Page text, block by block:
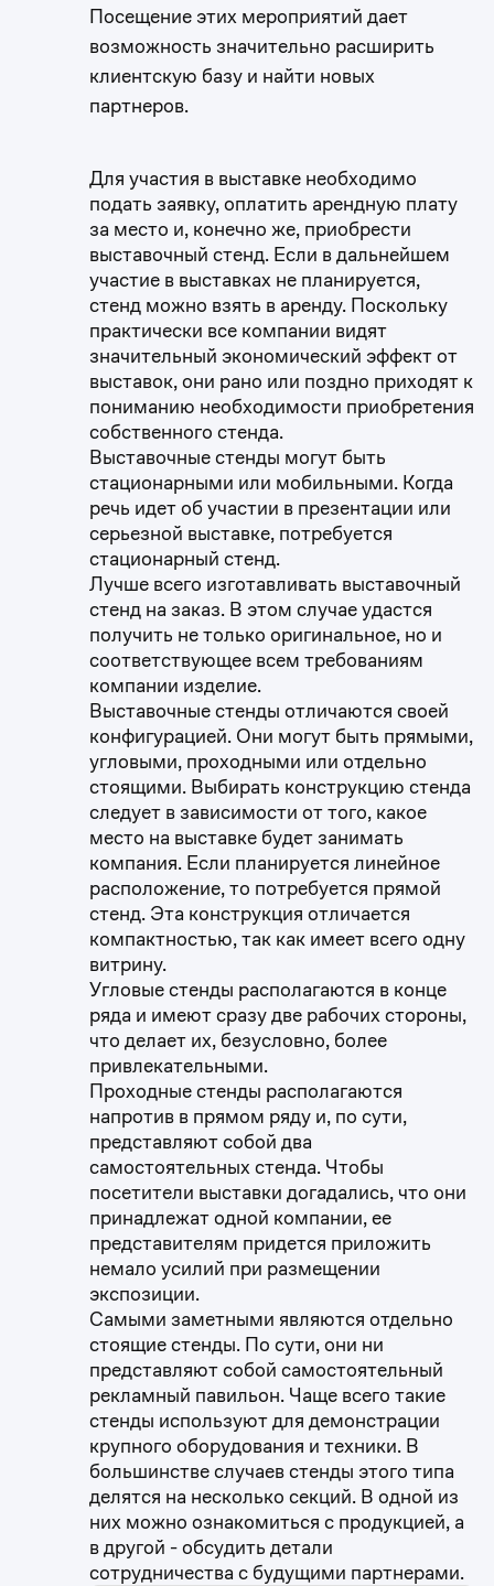
Посещение этих мероприятий дает
возможность значительно расширить
клиентскую базу и найти новых
партнеров.
Для участия в выставке необходимо
подать заявку, оплатить арендную плату
за место и, конечно же, приобрести
выставочный стенд. Если в дальнейшем
участие в выставках не планируется,
стенд можно взять в аренду. Поскольку
практически все компании видят
значительный экономический эффект от
выставок, они рано или поздно приходят к
пониманию необходимости приобретения
собственного стенда.
Выставочные стенды могут быть
стационарными или мобильными. Когда
речь идет об участии в презентации или
серьезной выставке, потребуется
стационарный стенд.
Лучше всего изготавливать выставочный
стенд на заказ. В этом случае удастся
получить не только оригинальное, но и
соответствующее всем требованиям
компании изделие.
Выставочные стенды отличаются своей
конфигурацией. Они могут быть прямыми,
угловыми, проходными или отдельно
стоящими. Выбирать конструкцию стенда
следует в зависимости от того, какое
место на выставке будет занимать
компания. Если планируется линейное
расположение, то потребуется прямой
стенд. Эта конструкция отличается
компактностью, так как имеет всего одну
витрину.
Угловые стенды располагаются в конце
ряда и имеют сразу две рабочих стороны,
что делает их, безусловно, более
привлекательными.
Проходные стенды располагаются
напротив в прямом ряду и, по сути,
представляют собой два
самостоятельных стенда. Чтобы
посетители выставки догадались, что они
принадлежат одной компании, ее
представителям придется приложить
немало усилий при размещении
экспозиции.
Самыми заметными являются отдельно
стоящие стенды. По сути, они ни
представляют собой самостоятельный
рекламный павильон. Чаще всего такие
стенды используют для демонстрации
крупного оборудования и техники. В
большинстве случаев стенды этого типа
делятся на несколько секций. В одной из
них можно ознакомиться с продукцией, а
в другой - обсудить детали
сотрудничества с будущими партнерами.